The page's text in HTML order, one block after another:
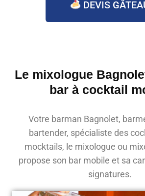
DEVIS
Le mixologue
bar à cocktail
Votre barman Bagnolet,
bartender, spécialiste des
mocktails, le mixologue ou
propose son bar mobile et sa
signatures.